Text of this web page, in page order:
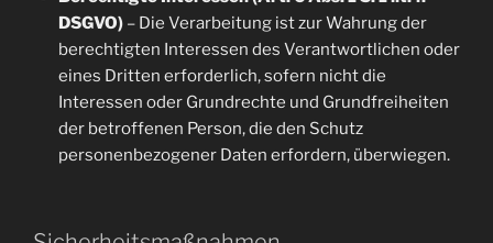
DSGVO)– Die Verarbeitung ist zur Wahrung der
berechtigten Interessen des Verantwortlichen oder
eines Dritten erforderlich, sofern nicht die
Interessen oder Grundrechte und Grundfreiheiten
der betroffenen Person, die den Schutz
personenbezogener Daten erfordern, überwiegen.